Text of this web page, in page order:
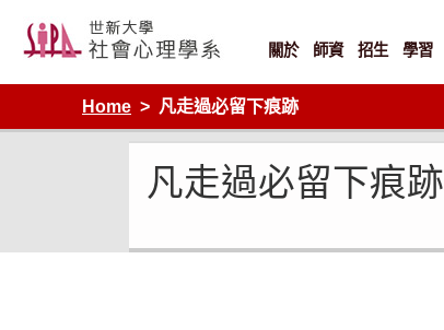
content
關於 師資 招生 學習
Home 凡走過必留下痕跡
凡走過必留下痕跡